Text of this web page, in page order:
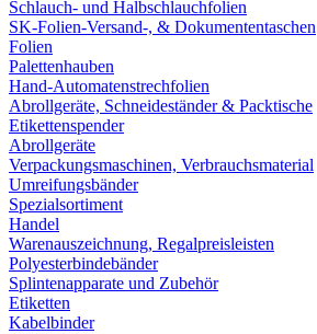
Schlauch- und Halbschlauchfolien
SK-Folien-Versand-, & Dokumententaschen
Folien
Palettenhauben
Hand-Automatenstrechfolien
Abrollgeräte, Schneideständer & Packtische
Etikettenspender
Abrollgeräte
Verpackungsmaschinen, Verbrauchsmaterial
Umreifungsbänder
Spezialsortiment
Handel
Warenauszeichnung, Regalpreisleisten
Polyesterbindebänder
Splintenapparate und Zubehör
Etiketten
Kabelbinder